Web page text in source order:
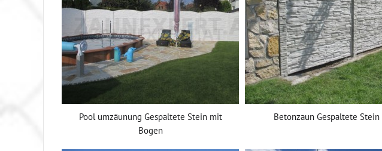
Pool umzäunung Gespaltete Stein mit
Bogen
Betonzaun Gespaltete Stein